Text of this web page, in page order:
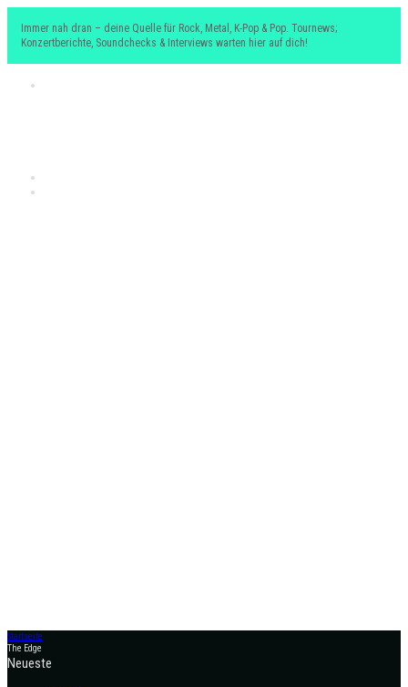
Immer nah dran – deine Quelle für Rock, Metal, K-Pop & Pop. Tournews;
Konzertberichte, Soundchecks & Interviews warten hier auf dich!
Startseite
The Edge
Neueste